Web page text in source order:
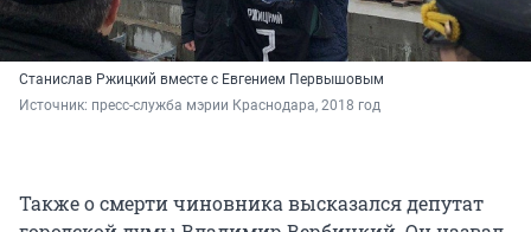
Станислав Ржицкий вместе с Евгением Первышовым
Источник: пресс-служба мэрии Краснодара, 2018 год
Также о смерти чиновника высказался депутат